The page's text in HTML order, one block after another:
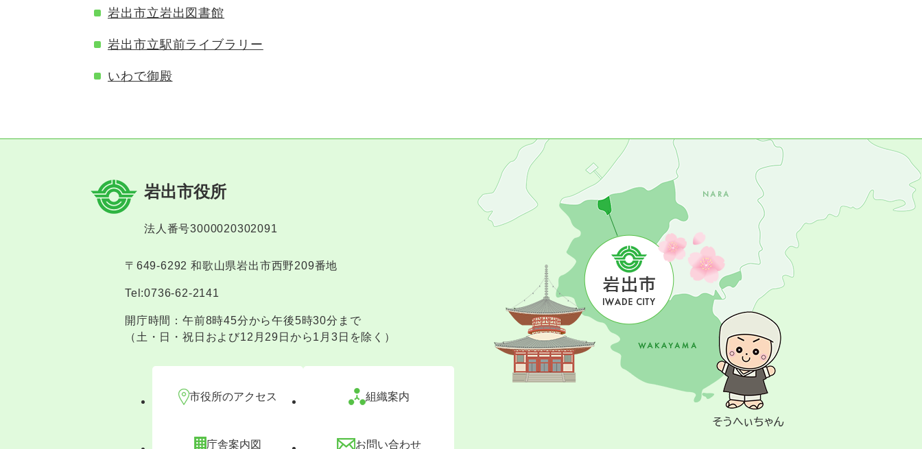
岩出市立岩出図書館
岩出市立駅前ライブラリー
いわで御殿
岩出市役所
法人番号3000020302091
〒649-6292 和歌山県岩出市西野209番地
Tel:0736-62-2141
開庁時間：午前8時45分から午後5時30分まで
（土・日・祝日および12月29日から1月3日を除く）
市役所のアクセス 組織案内
庁舎案内図 お問い合わせ